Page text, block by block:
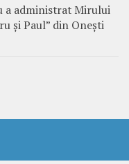
a administrat Mirului
și Paul” din Onești